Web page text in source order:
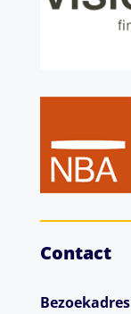
Contact
Bezoekadres